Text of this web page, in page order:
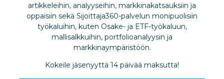
artikkeleihin, analyyseihin, markkinakatsauksiin ja
oppaisiin sekä Sijoittaja360-palvelun monipuolisiin
työkaluihin, kuten Osake- ja ETF-työkaluun,
mallisalkkuihin, portfolioanalyysin ja
markkinaympäristöön.
Kokeile jäsenyyttä 14 päivää maksutta!